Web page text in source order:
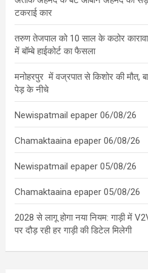
टकराई कार
तरुण तेजपाल को 10 साल के कठोर
में बॉम्बे हाईकोर्ट का फैसला
मनोहरपुर में वज्रपात से किशोर की मौत,
पेड़ के नीचे
Newispatmail epaper 06/08/26
Chamaktaaina epaper 06/08/26
Newispatmail epaper 05/08/26
Chamaktaaina epaper 05/08/26
2028 से लागू होगा नया नियम: गाड़ी में
पर दौड़ रही हर गाड़ी की डिटेल मिलेगी